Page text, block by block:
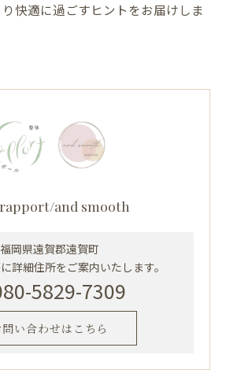
快適に過ごすヒントをお届けしま
and smooth
福岡県遠賀郡遠賀町
詳細住所をご案内いたします。
5829-7309
問い合わせはこちら